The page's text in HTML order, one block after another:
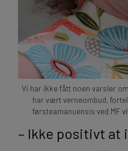
Vi har ikke fått noen varsler
har vært verneombud,
førsteamanuensis ved MF
– Ikke positivt at